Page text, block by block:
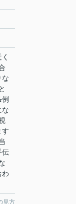
な
な
す
伝
わ
見方